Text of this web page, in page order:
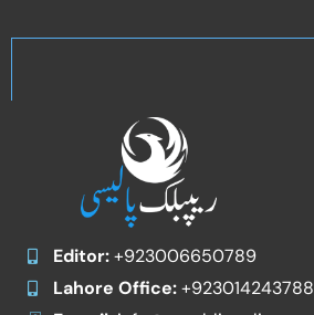
Editor:+923006650789
Lahore Office:+923014243788